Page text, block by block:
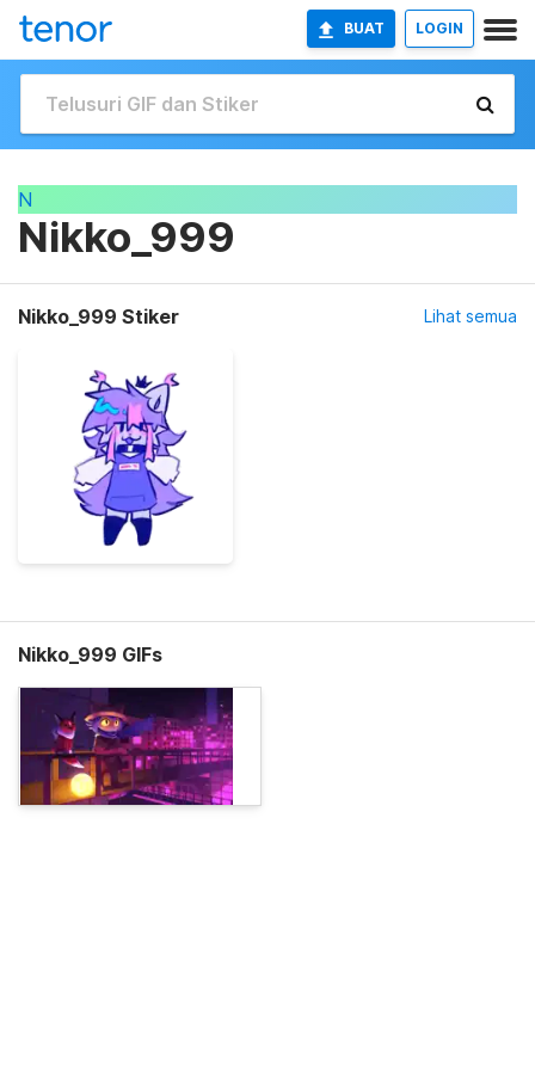
BUAT LOGIN
N
Nikko_999
Nikko_999 Stiker Lihat semua
Nikko_999 GIFs